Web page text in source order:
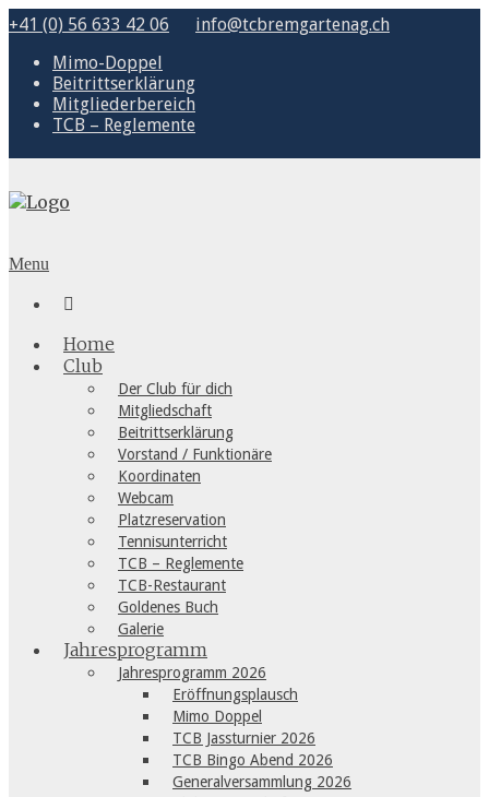
+41 (0) 56 633 42 06
info@tcbremgartenag.ch
Mimo-Doppel
Beitrittserklärung
Mitgliederbereich
TCB – Reglemente
Menu

Home
Club
Der Club für dich
Mitgliedschaft
Beitrittserklärung
Vorstand / Funktionäre
Koordinaten
Webcam
Platzreservation
Tennisunterricht
TCB – Reglemente
TCB-Restaurant
Goldenes Buch
Galerie
Jahresprogramm
Jahresprogramm 2026
Eröffnungsplausch
Mimo Doppel
TCB Jassturnier 2026
TCB Bingo Abend 2026
Generalversammlung 2026